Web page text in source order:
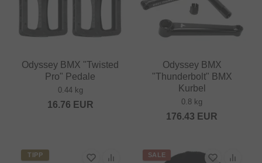
Odyssey BMX "Twisted
Pro" Pedale
0.44 kg
16.76 EUR
Odyssey BMX
"Thunderbolt" BMX
Kurbel
0.8 kg
176.43 EUR
TIPP SALE